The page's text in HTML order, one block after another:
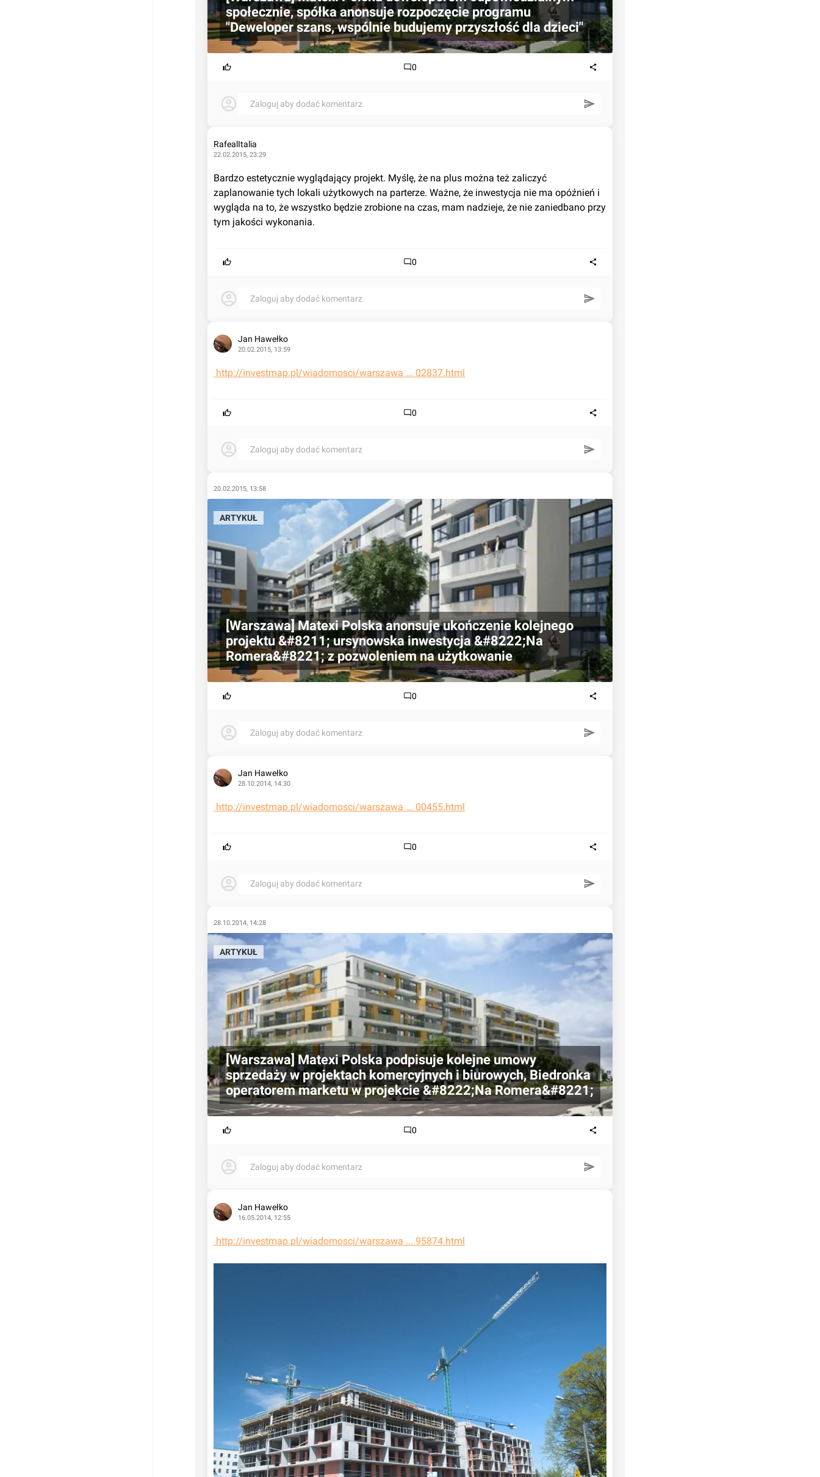
społecznie, spółka anonsuje rozpoczęcie programu
"Deweloper szans, wspólnie budujemy przyszłość dla dzieci"
0
Zaloguj aby dodać komentarz
RafealItalia
22.02.2015, 23:29
Bardzo estetycznie wyglądający projekt. Myślę, że na plus można też zaliczyć
zaplanowanie tych lokali użytkowych na parterze. Ważne, że inwestycja nie ma opóźnień i
wygląda na to, że wszystko będzie zrobione na czas, mam nadzieje, że nie zaniedbano przy
tym jakości wykonania.
0
Zaloguj aby dodać komentarz
Jan Hawełko
20.02.2015, 13:59
http://investmap.pl/wiadomosci/warszawa ... 02837.html
0
Zaloguj aby dodać komentarz
20.02.2015, 13:58
[Warszawa] Matexi Polska anonsuje ukończenie kolejnego
projektu &#8211; ursynowska inwestycja &#8222;Na
Romera&#8221; z pozwoleniem na użytkowanie
ARTYKUŁ
0
Zaloguj aby dodać komentarz
Jan Hawełko
28.10.2014, 14:30
http://investmap.pl/wiadomosci/warszawa ... 00455.html
0
Zaloguj aby dodać komentarz
28.10.2014, 14:28
[Warszawa] Matexi Polska podpisuje kolejne umowy
sprzedaży w projektach komercyjnych i biurowych, Biedronka
operatorem marketu w projekcie &#8222;Na Romera&#8221;
ARTYKUŁ
0
Zaloguj aby dodać komentarz
Jan Hawełko
16.05.2014, 12:55
http://investmap.pl/wiadomosci/warszawa ... 95874.html